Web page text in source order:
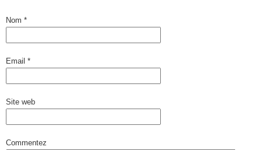
Nom *
Email *
Site web
Commentez